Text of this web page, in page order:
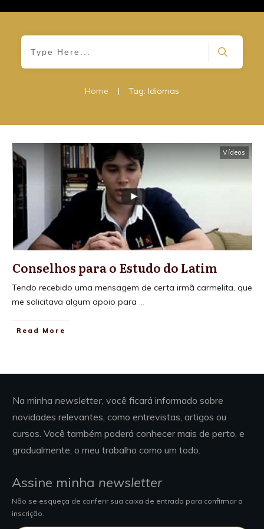
Home | Tag: Idiomas
Vídeos
Conselhos para o Estudo do Latim
Tendo recebido uma mensagem de certa irmã carmelita, que
me solicitava algum apoio para ...
Read More
Na minha newsletter, você ficará informado sobre
novidades relevantes, como entrevistas, artigos ou
cursos. Você também poderá conhecer mais de perto, e
gradualmente, o meu trabalho como um todo.
Assine minha newsletter
Não se esqueça de conferir sua caixa de entrada para confirmar a
inscrição.